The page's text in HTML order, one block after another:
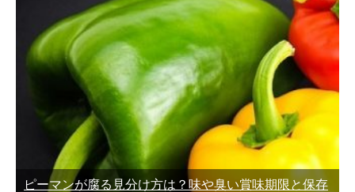
ピーマンが腐る見分け方は？味や臭い賞味期限と保存